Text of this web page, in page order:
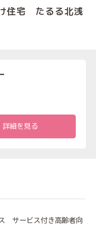
住宅 たるる北浅
詳細を見る
サービス付き高齢者向